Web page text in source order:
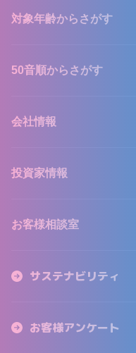
対象年齢からさがす
50音順からさがす
会社情報
投資家情報
お客様相談室
サステナビリティ
お客様アンケート